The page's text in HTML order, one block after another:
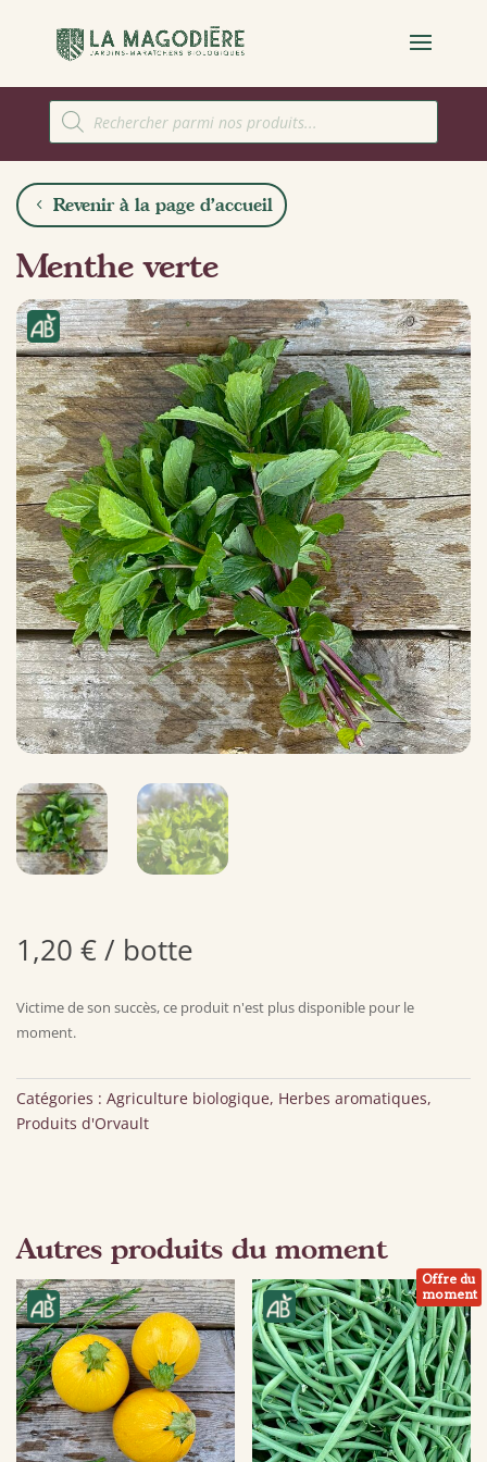
Recherche
de
produits
Revenir à la page d'accueil
Menthe verte
1,20 €/ botte
Victime de son succès, ce produit n'est plus disponible pour le
moment.
Catégories : Agriculture biologique, Herbes aromatiques,
Produits d'Orvault
Autres produits du moment
Offre du
moment